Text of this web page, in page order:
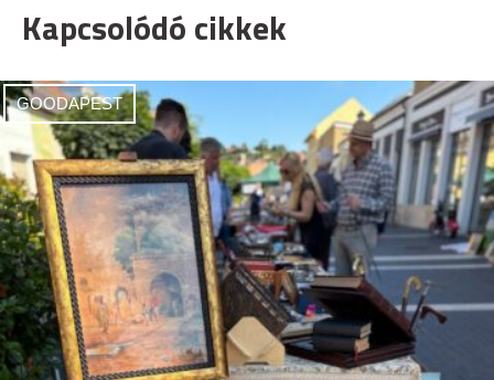
Kapcsolódó cikkek
GOODAPEST